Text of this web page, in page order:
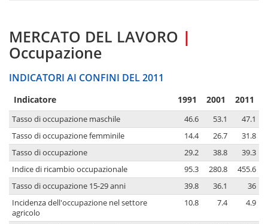
MERCATO DEL LAVORO |
Occupazione
INDICATORI AI CONFINI DEL 2011
Indicatore 1991 2001 2011
Tasso di occupazione maschile 46.6 53.1
47.1
Tasso di occupazione femminile
14.4 26.7
31.8
Tasso di occupazione
29.2 38.8
39.3
Indice di ricambio occupazionale
95.3 280.8
455.6
Tasso di occupazione 15-29 anni
39.8 36.1
36
Incidenza dell'occupazione nel settore
agricolo
10.8 7.4 4.9